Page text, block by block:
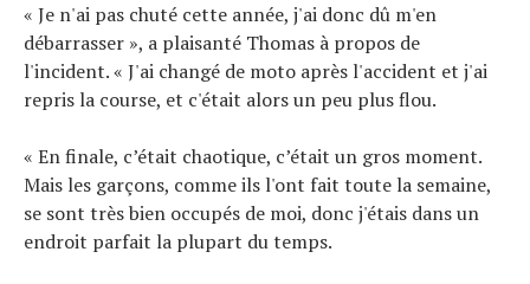
« Je n'ai pas chuté cette année, j'ai donc dû m'en
débarrasser », a plaisanté Thomas à propos de
l'incident. « J'ai changé de moto après l'accident et j'ai
repris la course, et c'était alors un peu plus flou.
« En finale, c’était chaotique, c’était un gros moment.
Mais les garçons, comme ils l'ont fait toute la semaine,
se sont très bien occupés de moi, donc j'étais dans un
endroit parfait la plupart du temps.